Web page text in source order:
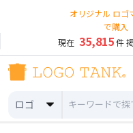
オリジナル ロゴ
で購入
現在 35,815件
ロゴ